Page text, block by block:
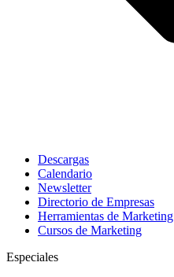
Descargas
Calendario
Newsletter
Directorio de Empresas
Herramientas de Marketing
Cursos de Marketing
Especiales